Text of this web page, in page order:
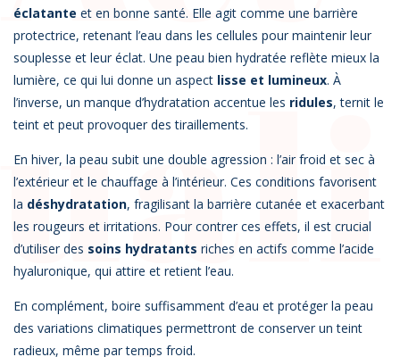
uali
éclatante et en bonne santé. Elle agit comme une barrière
protectrice, retenant l’eau dans les cellules pour maintenir leur
souplesse et leur éclat. Une peau bien hydratée reflète mieux la
lumière, ce qui lui donne un aspect lisse et lumineux. À
l’inverse, un manque d’hydratation accentue les ridules, ternit le
teint et peut provoquer des tiraillements.
En hiver, la peau subit une double agression : l’air froid et sec à
l’extérieur et le chauffage à l’intérieur. Ces conditions favorisent
la déshydratation, fragilisant la barrière cutanée et exacerbant
les rougeurs et irritations. Pour contrer ces effets, il est crucial
d’utiliser des soins hydratants riches en actifs comme l’acide
hyaluronique, qui attire et retient l’eau.
En complément, boire suffisamment d’eau et protéger la peau
des variations climatiques permettront de conserver un teint
radieux, même par temps froid.